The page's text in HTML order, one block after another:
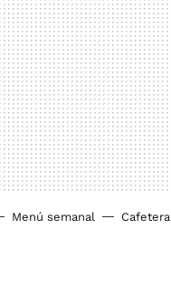
Menú semanal Cafetera